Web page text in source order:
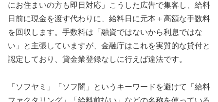
にお住まいの方も即日対応」こうした広告で集客し、給料
日前に現金を渡す代わりに、給料日に元本＋高額な手数料
を回収します。手数料は「融資ではないから利息ではな
い」と主張していますが、金融庁はこれを実質的な貸付と
認定しており、貸金業登録なしに行えば違法です。
「ソフヤミ」「ソフ闇」というキーワードを避けて「給料
ファクタリング」「給料前払い」などの名称を使っている